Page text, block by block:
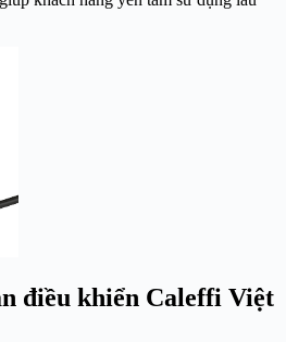
điều khiển Caleffi Việt